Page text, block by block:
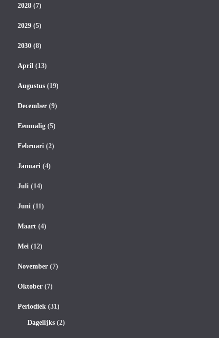
2028 (7)
2029 (5)
2030 (8)
April (13)
Augustus (19)
December (9)
Eenmalig (5)
Februari (2)
Januari (4)
Juli (14)
Juni (11)
Maart (4)
Mei (12)
November (7)
Oktober (7)
Periodiek (31)
Dagelijks (2)